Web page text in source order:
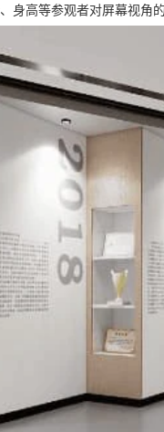
身高等参观者对屏幕视角